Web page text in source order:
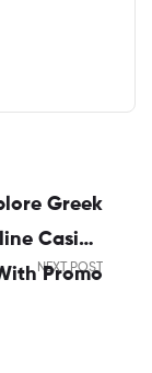
NEXT POST
Greek
Casino
Promo